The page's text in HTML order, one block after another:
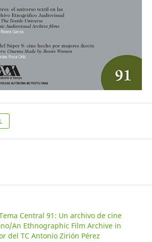
Central 91: Un archivo de cine
An Ethnographic Film Archive in
del TC Antonio Zirión Pérez